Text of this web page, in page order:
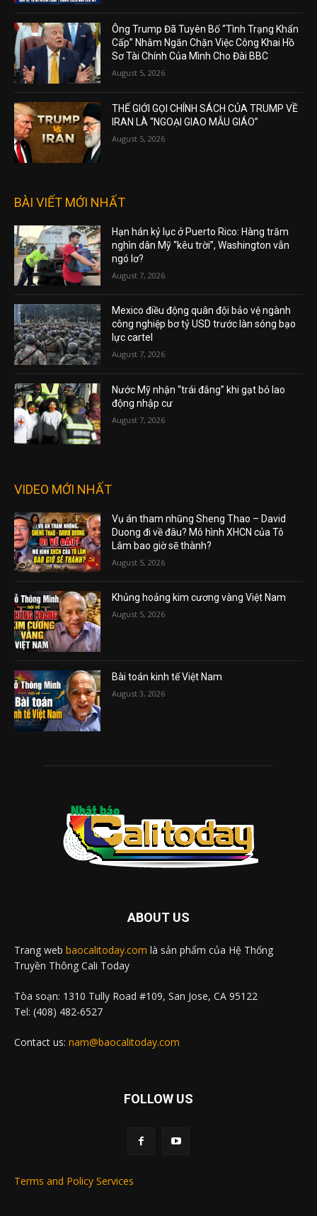
Ông Trump Đã Tuyên Bố “Tình Trạng Khẩn
Cấp” Nhằm Ngăn Chặn Việc Công Khai Hồ
Sơ Tài Chính Của Mình Cho Đài BBC
August 5, 2026
THẾ GIỚI GỌI CHÍNH SÁCH CỦA TRUMP VỀ
IRAN LÀ “NGOẠI GIAO MẪU GIÁO”
August 5, 2026
BÀI VIẾT MỚI NHẤT
Hạn hán kỷ lục ở Puerto Rico: Hàng trăm
nghìn dân Mỹ “kêu trời”, Washington vẫn
ngó lơ?
August 7, 2026
Mexico điều động quân đội bảo vệ ngành
công nghiệp bơ tỷ USD trước làn sóng bạo
lực cartel
August 7, 2026
Nước Mỹ nhận “trái đắng” khi gạt bỏ lao
động nhập cư
August 7, 2026
VIDEO MỚI NHẤT
Vụ án tham nhũng Sheng Thao – David
Duong đi về đâu? Mô hình XHCN của Tô
Lâm bao giờ sẽ thành?
August 5, 2026
Khủng hoảng kim cương vàng Việt Nam
August 5, 2026
Bài toán kinh tế Việt Nam
August 3, 2026
ABOUT US
Trang web baocalitoday.com là sản phẩm của Hệ Thống
Truyền Thông Cali Today
Tòa soạn: 1310 Tully Road #109, San Jose, CA 95122
Tel: (408) 482-6527
Contact us: nam@baocalitoday.com
FOLLOW US
Terms and Policy Services